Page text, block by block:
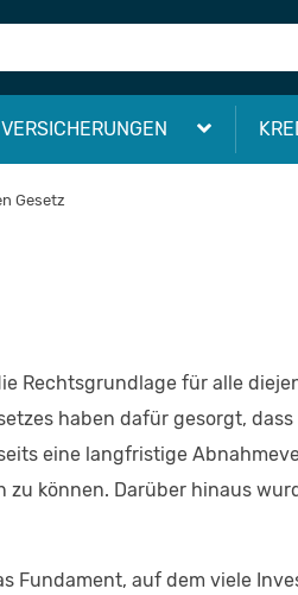
VERSICHERUNGEN
Gesetz
Rechtsgrundlage für alle
haben dafür gesorgt,
eine langfristige
zu können. Darüber hinaus
Fundament, auf dem viele